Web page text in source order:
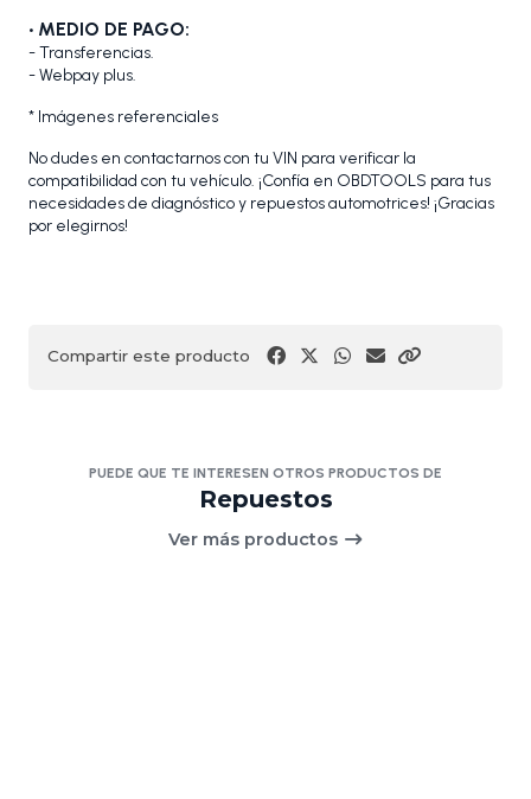
• MEDIO DE PAGO:
- Transferencias.
- Webpay plus.
* Imágenes referenciales
No dudes en contactarnos con tu VIN para verificar la
compatibilidad con tu vehículo. ¡Confía en OBDTOOLS para tus
necesidades de diagnóstico y repuestos automotrices! ¡Gracias
por elegirnos!
Compartir este producto
PUEDE QUE TE INTERESEN OTROS PRODUCTOS DE
Repuestos
Ver más productos